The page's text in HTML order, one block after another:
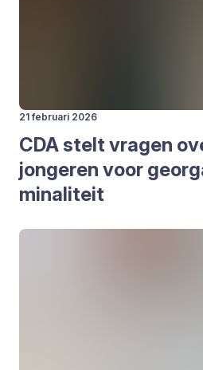
21 februari 2026
CDAstelt vra­gen
jon­ge­ren voor
mi­na­li­teit